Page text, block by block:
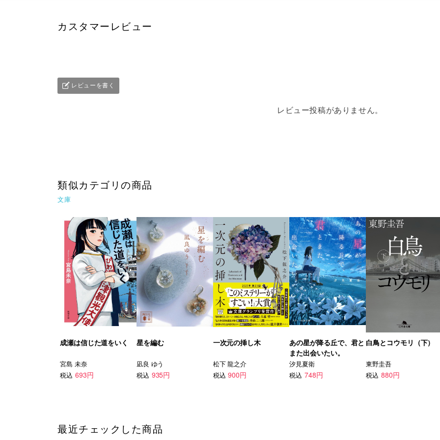
カスタマーレビュー
レビューを書く
レビュー投稿がありません。
類似カテゴリの商品
文庫
成瀬は信じた道をいく
宮島 未奈
税込 693円
星を編む
凪良 ゆう
税込 935円
一次元の挿し木
松下 龍之介
税込 900円
あの星が降る丘で、君と
また出会いたい。
汐見夏衛
税込 748円
白鳥とコウモリ（下）
東野圭吾
税込 880円
最近チェックした商品